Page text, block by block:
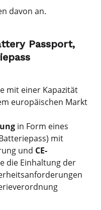
davon an.
Passport,
mit einer Kapazität
europäischen Markt
in Form eines
mit
und CE-
die Einhaltung der